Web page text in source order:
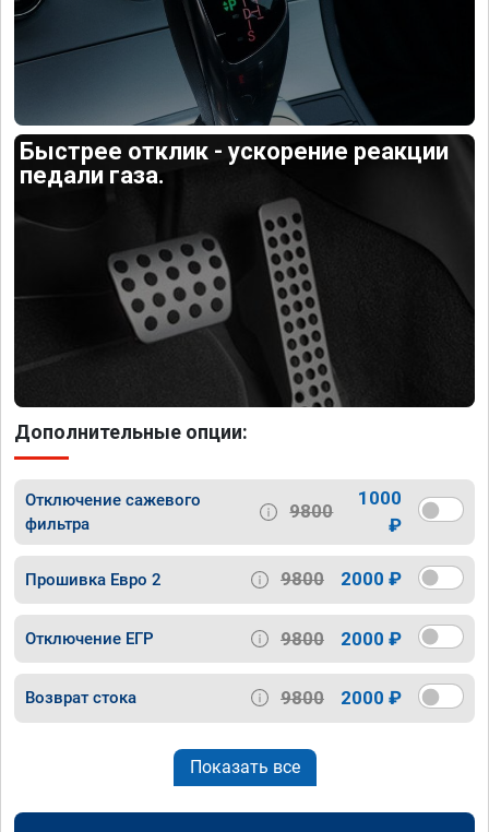
Быстрее отклик - ускорение реакции
педали газа.
Дополнительные опции:
Отключение сажевого
фильтра
9800
1000
₽
Прошивка Евро 2 9800 2000 ₽
Отключение ЕГР 9800 2000 ₽
Возврат стока 9800 2000 ₽
Показать все